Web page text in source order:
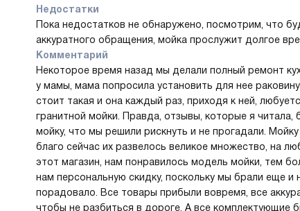
Недостатки
Пока недостатков не обнаружено, посмотрим, что
аккуратного обращения, мойка прослужит долгое
Комментарий
Некоторое время назад мы делали полный ремонт
у мамы, мама попросила установить для нее
стоит такая и она каждый раз, приходя к ней,
гранитной мойки. Правда, отзывы, которые я
мойку, что мы решили рискнуть и не прогадали.
благо сейчас их развелось великое множество, на
этот магазин, нам понравилось модель мойки, тем
нам персональную скидку, поскольку мы брали еще
порадовало. Все товары прибыли вовремя, все
чтобы не разбиться в дороге. А все комплектующие